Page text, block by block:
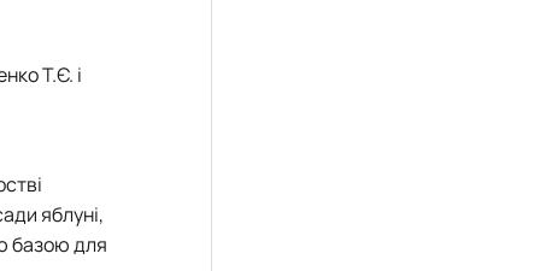
студентського наукового гуртка
гуртка
Т.Є. і
яблуні,
базою для